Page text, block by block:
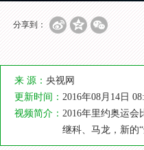
分享到：
来 源： 央视网
更新时间： 2016年08月14日
视频简介： 2016年里约奥运会
继科、马龙，新的